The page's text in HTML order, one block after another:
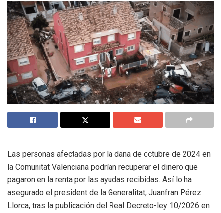
Las personas afectadas por la dana de octubre de 2024 en
la Comunitat Valenciana podrían recuperar el dinero que
pagaron en la renta por las ayudas recibidas. Así lo ha
asegurado el president de la Generalitat, Juanfran Pérez
Llorca, tras la publicación del Real Decreto-ley 10/2026 en